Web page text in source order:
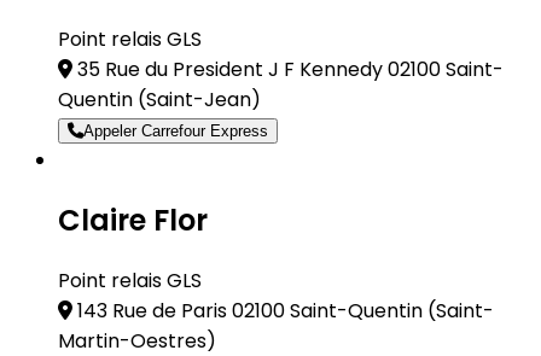
Point relais GLS
35 Rue du President J F Kennedy 02100 Saint-
Quentin (Saint-Jean)
Appeler Carrefour Express
Claire Flor
Point relais GLS
143 Rue de Paris 02100 Saint-Quentin (Saint-
Martin-Oestres)